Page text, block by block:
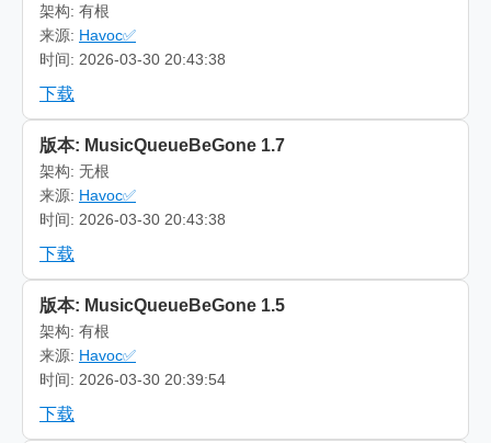
架构: 有根
来源: Havoc✅
时间: 2026-03-30 20:43:38
下载
版本: MusicQueueBeGone 1.7
架构: 无根
来源: Havoc✅
时间: 2026-03-30 20:43:38
下载
版本: MusicQueueBeGone 1.5
架构: 有根
来源: Havoc✅
时间: 2026-03-30 20:39:54
下载